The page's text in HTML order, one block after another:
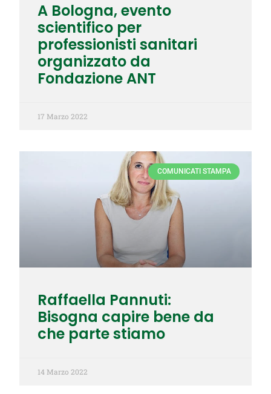
A Bologna, evento
scientifico per
professionisti sanitari
organizzato da
Fondazione ANT
17 Marzo 2022
COMUNICATI STAMPA
Raffaella Pannuti:
Bisogna capire bene da
che parte stiamo
14 Marzo 2022